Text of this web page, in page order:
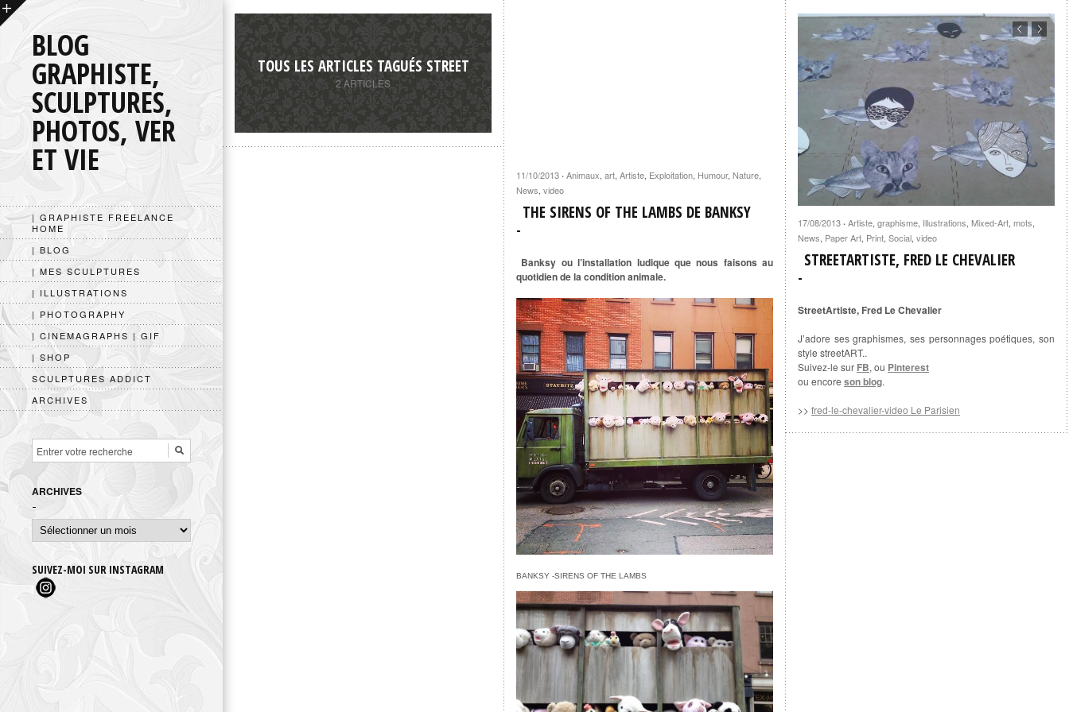
BLOG
GRAPHISTE,
SCULPTURES,
PHOTOS, VER
ET VIE
| GRAPHISTE FREELANCE
HOME
| BLOG
| MES SCULPTURES
| ILLUSTRATIONS
| PHOTOGRAPHY
| CINEMAGRAPHS | GIF
| SHOP
SCULPTURES ADDICT
ARCHIVES
ARCHIVES
Archives
SUIVEZ-MOI SUR INSTAGRAM
TOUS LES ARTICLES TAGUÉS STREET
2 ARTICLES
11/10/2013 · Animaux, art, Artiste, Exploitation, Humour, Nature,
News, video
THE SIRENS OF THE LAMBS DE BANKSY
Banksy ou l’installation ludique que nous faisons au
quotidien de la condition animale.
BANKSY -SIRENS OF THE LAMBS
17/08/2013 · Artiste, graphisme, Illustrations, Mixed-Art, mots,
News, Paper Art, Print, Social, video
STREETARTISTE, FRED LE CHEVALIER
StreetArtiste, Fred Le Chevalier
J’adore ses graphismes, ses personnages poétiques, son
style streetART..
Suivez-le sur FB, ou Pinterest
ou encore son blog.
>> fred-le-chevalier-video Le Parisien